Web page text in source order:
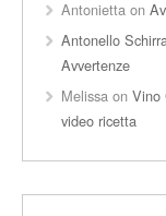
Antonietta on
Antonello
Avvertenze
Melissa on Vino
video ricetta